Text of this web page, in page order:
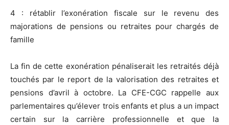
4 : rétablir l’exonération fiscale sur le revenu des
majorations de pensions ou retraites pour chargés de
famille
La fin de cette exonération pénaliserait les retraités déjà
touchés par le report de la valorisation des retraites et
pensions d’avril à octobre. La CFE-CGC rappelle aux
parlementaires qu’élever trois enfants et plus a un impact
certain sur la carrière professionnelle et que la